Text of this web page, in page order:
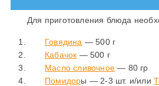
Для приготовления блюда
Говядина — 500 г
Кабачок — 500 г
Масло сливочное — 80 гр
Помидоры — 2-3 шт. и/или